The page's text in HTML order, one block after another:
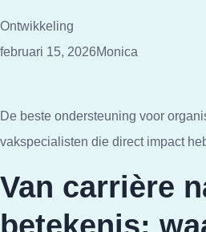
Ontwikkeling
februari 15, 2026Monica
De beste ondersteuning voor
vakspecialisten die direct impact
Van carrière